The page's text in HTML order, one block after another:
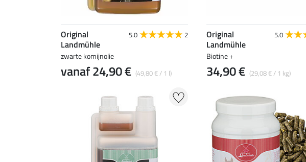
Original
Landmühle
5.0 2
zwarte komijnolie
vanaf 24,90 € (49,80 € / 1 l)
Original
Landmühle
5.0
Biotine +
34,90 € (29,08 € / 1 kg)